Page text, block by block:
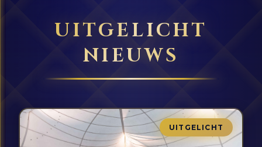
UITGELICHT
NIEUWS
UITGELICHT